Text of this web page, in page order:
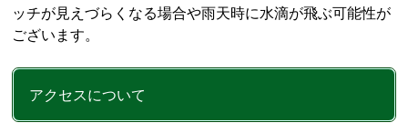
ッチが見えづらくなる場合や雨天時に水滴が飛ぶ可能性が
ございます。
アクセスについて